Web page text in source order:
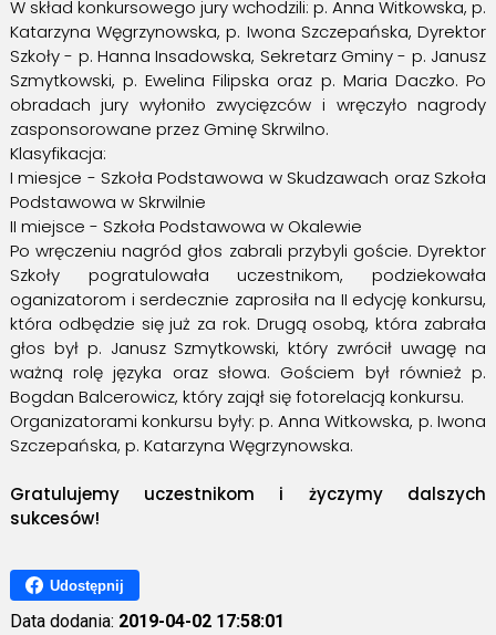
W skład konkursowego jury wchodzili: p. Anna Witkowska, p.
Katarzyna Węgrzynowska, p. Iwona Szczepańska, Dyrektor
Szkoły - p. Hanna Insadowska, Sekretarz Gminy - p. Janusz
Szmytkowski, p. Ewelina Filipska oraz p. Maria Daczko. Po
obradach jury wyłoniło zwycięzców i wręczyło nagrody
zasponsorowane przez Gminę Skrwilno.
Klasyfikacja:
I miesjce - Szkoła Podstawowa w Skudzawach oraz Szkoła
Podstawowa w Skrwilnie
II miejsce - Szkoła Podstawowa w Okalewie
Po wręczeniu nagród głos zabrali przybyli goście. Dyrektor
Szkoły pogratulowała uczestnikom, podziekowała
oganizatorom i serdecznie zaprosiła na II edycję konkursu,
która odbędzie się już za rok. Drugą osobą, która zabrała
głos był p. Janusz Szmytkowski, który zwrócił uwagę na
ważną rolę języka oraz słowa. Gościem był również p.
Bogdan Balcerowicz, który zajął się fotorelacją konkursu.
Organizatorami konkursu były: p. Anna Witkowska, p. Iwona
Szczepańska, p. Katarzyna Węgrzynowska.
Gratulujemy uczestnikom i życzymy dalszych
sukcesów!
Udostępnij
Data dodania: 2019-04-02 17:58:01